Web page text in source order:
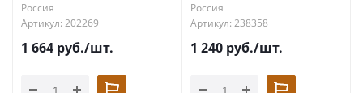
Россия
Артикул: 202269
1 664 руб./шт.
Россия
Артикул: 238358
1 240 руб./шт.